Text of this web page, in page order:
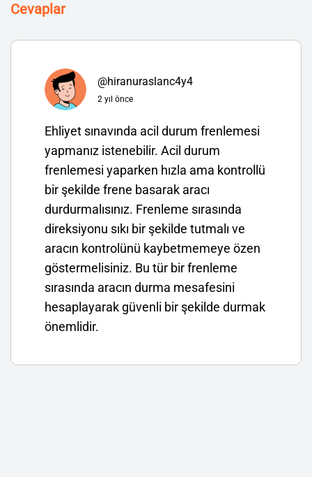
Cevaplar
@hiranuraslanc4y4
2 yıl önce
Ehliyet sınavında acil durum frenlemesi
yapmanız istenebilir. Acil durum
frenlemesi yaparken hızla ama kontrollü
bir şekilde frene basarak aracı
durdurmalısınız. Frenleme sırasında
direksiyonu sıkı bir şekilde tutmalı ve
aracın kontrolünü kaybetmemeye özen
göstermelisiniz. Bu tür bir frenleme
sırasında aracın durma mesafesini
hesaplayarak güvenli bir şekilde durmak
önemlidir.